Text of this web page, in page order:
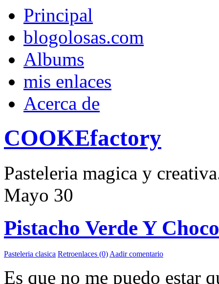
Principal
blogolosas.com
Albums
mis enlaces
Acerca de
COOKEfactory
Pasteleria magica y
Mayo 30
Pistacho Verde Y
Pasteleria clasica Retroenlaces (0) Aadir comentario
Es que no me puedo estar